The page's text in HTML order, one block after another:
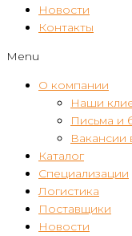
Новости
Контакты
Menu
О компании
Наши
Письма и
Каталог
Специализации
Логистика
Поставщики
Новости